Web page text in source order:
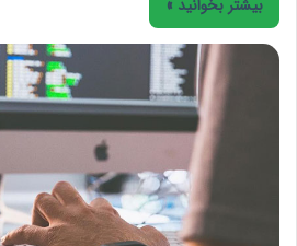
بیشتر بخوانید »